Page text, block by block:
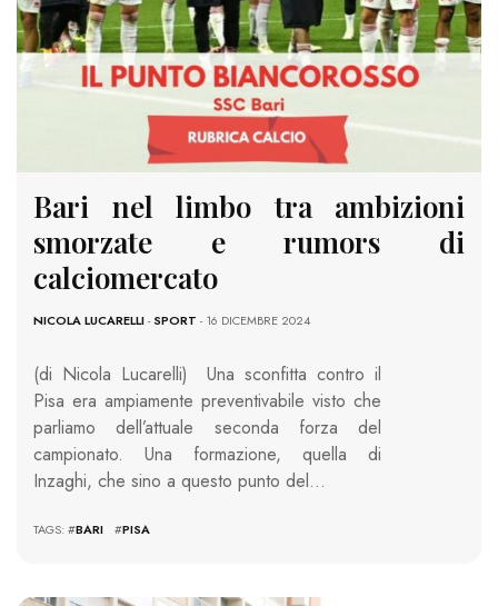
Bari nel limbo tra ambizioni
smorzate e rumors di
calciomercato
NICOLA LUCARELLI-SPORT - 16 DICEMBRE 2024
(di Nicola Lucarelli) Una sconfitta contro il
Pisa era ampiamente preventivabile visto che
parliamo dell’attuale seconda forza del
campionato. Una formazione, quella di
Inzaghi, che sino a questo punto del…
TAGS: #BARI #PISA